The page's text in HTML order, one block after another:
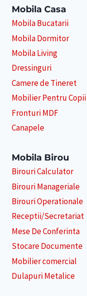
Mobila Casa
Mobila Bucatarii
Mobila Dormitor
Mobila Living
Dressinguri
Camere de Tineret
Mobilier Pentru Copii
Fronturi MDF
Canapele
Mobila Birou
Birouri Calculator
Birouri Manageriale
Birouri Operationale
Receptii/Secretariat
Mese De Conferinta
Stocare Documente
Mobilier comercial
Dulapuri Metalice